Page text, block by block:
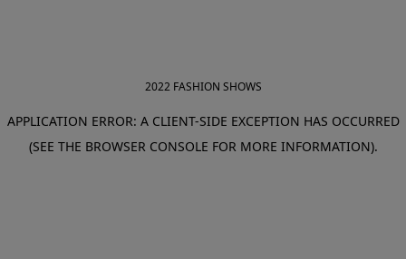
2022 FASHION SHOWS
APPLICATION ERROR: A CLIENT-SIDE EXCEPTION HAS OCCURRED
(SEE THE BROWSER CONSOLE FOR MORE INFORMATION).